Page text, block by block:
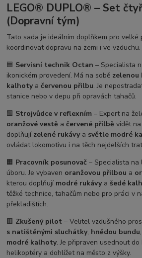
LEGO® DUPLO® – Set
(Dopravní tým)
Tato sada je ideálním doplňkem pro velké
koordinovat dopravu na zemi i ve vzduchu.
🟦 Servisní technik Octan – Specialista
ikonickém provedení. Má na sobě zelenou
kalhotyačervenou přilbu. Je
stanice nebo v depu při opravách tahačů.
🟩 Strojvůdce v reflexním – Expert na
oranžové vestě ačervené přilbě vidět
doplňují zelené rukávya světle modré
ovládat lokomotivu i na těch nejdelších
🟧 Pracovník posunovač – Specialista na
úboru. Je vybaven oranžovou přilbou a
kterou doplňují modré rukávya šedé
těžké technice, tahačům nebo pro práci v
překladištích.
🟥 Zkušený pilot – Velitel vzdušného
s natištěnými sluchátky, hnědou bundu
modré kalhoty. Je připraven usednout
helikoptéry a dohlížet na město z výšky.